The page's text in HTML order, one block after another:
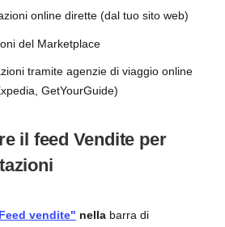
online dirette (dal tuo sito web)
del Marketplace
tramite agenzie di viaggio online
GetYourGuide)
il feed Vendite per
vendite" nella barra di